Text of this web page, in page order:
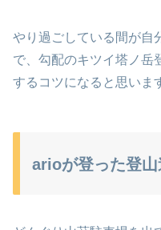
やり過ごしている間が自
で、勾配のキツイ塔ノ岳
するコツになると思いま
arioが登った登山